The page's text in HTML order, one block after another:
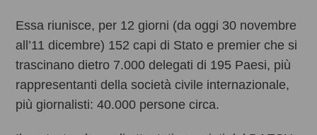
Essa riunisce, per 12 giorni (da oggi 30 novembre
all’11 dicembre) 152 capi di Stato e premier che si
trascinano dietro 7.000 delegati di 195 Paesi, più
rappresentanti della società civile internazionale,
più giornalisti: 40.000 persone circa.